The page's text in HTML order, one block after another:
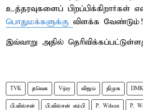
உத்தரவுகளைப் பிறப்பிக்கிறார்கள்
பொதுமக்களுக்கு விளக்க வேண்டும்!
இவ்வாறு அதில்
TVK தவெக Vijay விஜய் திமுக DMK
பி.வில்சன் பி.வில்சன் எம்பி P. Wilson P.